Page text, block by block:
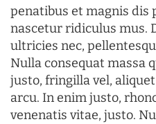
penatibus et magnis dis
nascetur ridiculus mus.
ultricies nec,
Nulla consequat massa
justo, fringilla vel,
arcu. In enim justo,
venenatis vitae, justo.